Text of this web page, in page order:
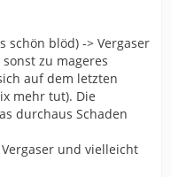
schön blöd) -> Vergaser
zu mageres
auf dem letzten
mehr tut). Die
durchaus Schaden
und vielleicht